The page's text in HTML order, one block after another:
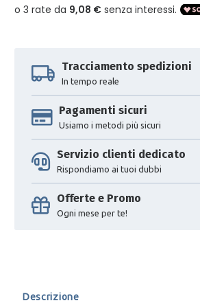
Tracciamento spedizioni
In tempo reale
Pagamenti sicuri
Usiamo i metodi più sicuri
Servizio clienti dedicato
Rispondiamo ai tuoi dubbi
Offerte e Promo
Ogni mese per te!
Descrizione